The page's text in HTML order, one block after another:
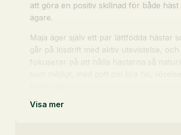
att göra en positiv skillnad för både häst
ägare.
Maja äger själv ett par lättfödda hästar
går på lösdrift med aktiv utevistelse,
Visa mer